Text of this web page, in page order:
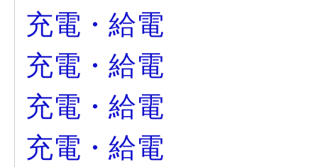
充電・給電
充電・給電
充電・給電
充電・給電